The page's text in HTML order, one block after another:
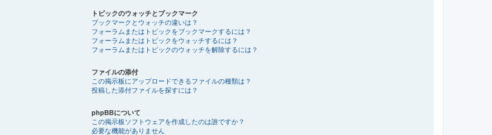
トピックのウォッチとブックマーク
ブックマークとウォッチの違いは？
フォーラムまたはトピックをブックマークするには？
フォーラムまたはトピックをウォッチするには？
フォーラムまたはトピックのウォッチを解除するには？
ファイルの添付
この掲示板にアップロードできるファイルの種類は？
投稿した添付ファイルを探すには？
phpBBについて
この掲示板ソフトウェアを作成したのは誰ですか？
必要な機能がありません